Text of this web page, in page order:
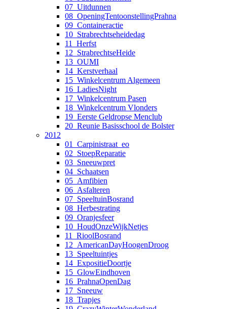
07_Uitdunnen
08_OpeningTentoonstellingPrahna
09_Containeractie
10_Strabrechtseheidedag
11_Herfst
12_StrabrechtseHeide
13_OUMI
14_Kerstverhaal
15_Winkelcentrum Algemeen
16_LadiesNight
17_Winkelcentrum Pasen
18_Winkelcentrum Vlonders
19_Eerste Geldropse Menclub
20_Reunie Basisschool de Bolster
2012
01_Carpinistraat_eo
02_StoepReparatie
03_Sneeuwpret
04_Schaatsen
05_Amfibien
06_Asfalteren
07_SpeeltuinBosrand
08_Herbestrating
09_Oranjesfeer
10_HoudOnzeWijkNetjes
11_RioolBosrand
12_AmericanDayHoogenDroog
13_Speeltuintjes
14_ExpositieDoortje
15_GlowEindhoven
16_PrahnaOpenDag
17_Sneeuw
18_Trapjes